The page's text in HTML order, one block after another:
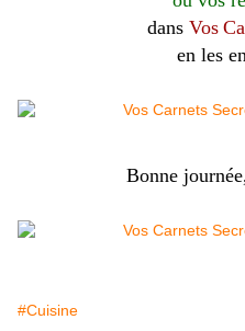
dans Vos
en les
Bonne
#Cuisine